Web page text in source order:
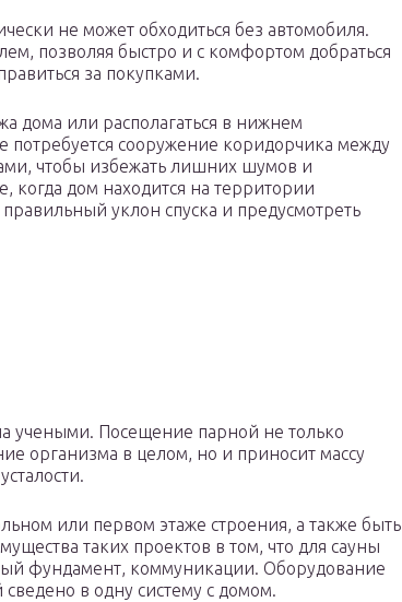
не может обходиться без автомобиля.
позволяя быстро и с комфортом добраться
за покупками.
дома или располагаться в нижнем
сооружение коридорчика между
чтобы избежать лишних шумов и
когда дом находится на территории
уклон спуска и предусмотреть
учеными. Посещение парной не только
организма в целом, но и приносит массу
или первом этаже строения, а также быть
таких проектов в том, что для сауны
фундамент, коммуникации. Оборудование
в одну систему с домом.